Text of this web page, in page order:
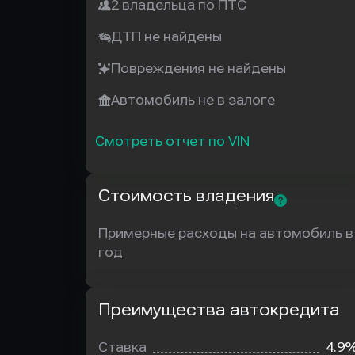
2 владельца по ПТС
ДТП не найдены
Повреждения не найдены
Автомобиль не в залоге
Смотреть отчет по VIN
Стоимость владения
Примерные расходы на автомобиль в
год
Преимущества автокредита
Ставка